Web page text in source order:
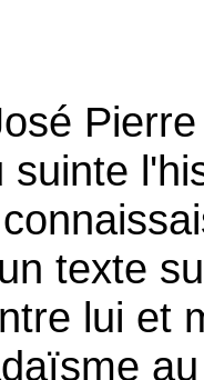
suinte
texte
lui et